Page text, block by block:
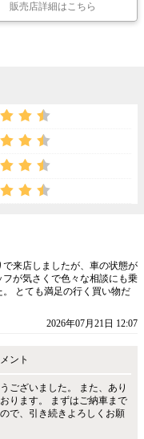
販売店詳細はこちら
来店しましたが、車の状態が
が気さくで色々な相談にも乗
とても満足の行く買い物だ
2026年07月21日 12:07
ント
ございました。 また、あり
ります。 まずはご納車まで
で、引き続きよろしくお願